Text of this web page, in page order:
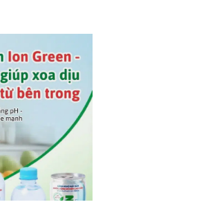
khát luôn là điều